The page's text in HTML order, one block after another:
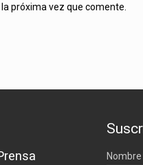
próxima vez que comente.